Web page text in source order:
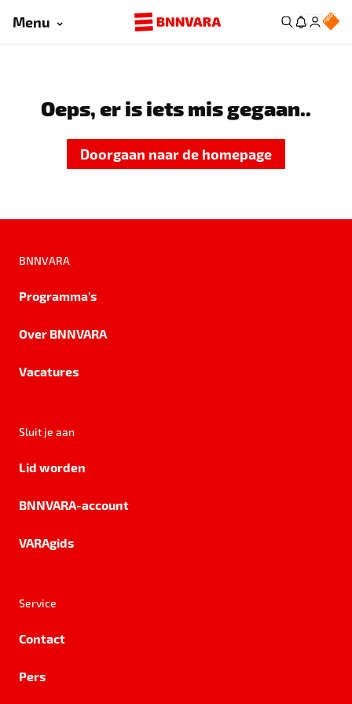
Menu
Oeps, er is iets mis gegaan..
Doorgaan naar de homepage
BNNVARA
Programma's
Over BNNVARA
Vacatures
Sluit je aan
Lid worden
BNNVARA-account
VARAgids
Service
Contact
Pers